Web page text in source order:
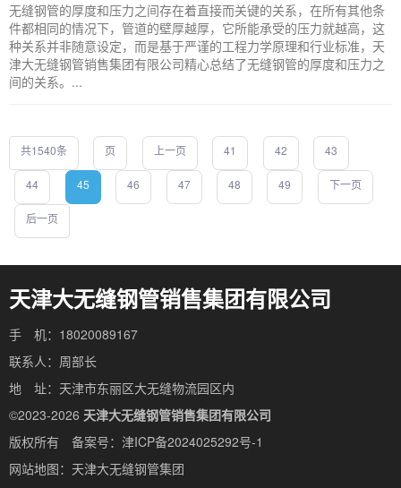
无缝钢管的厚度和压力之间存在着直接而关键的关系，在所有其他条
件都相同的情况下，管道的壁厚越厚，它所能承受的压力就越高，这
种关系并非随意设定，而是基于严谨的工程力学原理和行业标准，天
津大无缝钢管销售集团有限公司精心总结了无缝钢管的厚度和压力之
间的关系。...
共1540条 页 上一页 41 42 43
44 45 46 47 48 49 下一页
后一页
天津大无缝钢管销售集团有限公司
手 机：18020089167
联系人：周部长
地 址：天津市东丽区大无缝物流园区内
©2023-2026 天津大无缝钢管销售集团有限公司
版权所有 备案号： 津ICP备2024025292号-1
网站地图： 天津大无缝钢管集团